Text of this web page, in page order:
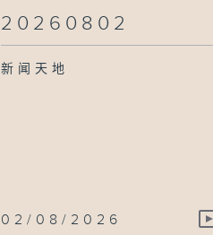
20260802
新闻天地
02/08/2026